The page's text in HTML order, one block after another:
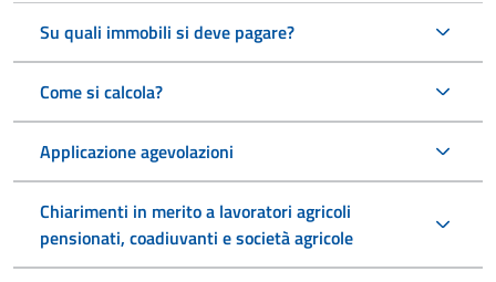
Su quali immobili si deve pagare?
Come si calcola?
Applicazione agevolazioni
Chiarimenti in merito a lavoratori agricoli
pensionati, coadiuvanti e società agricole